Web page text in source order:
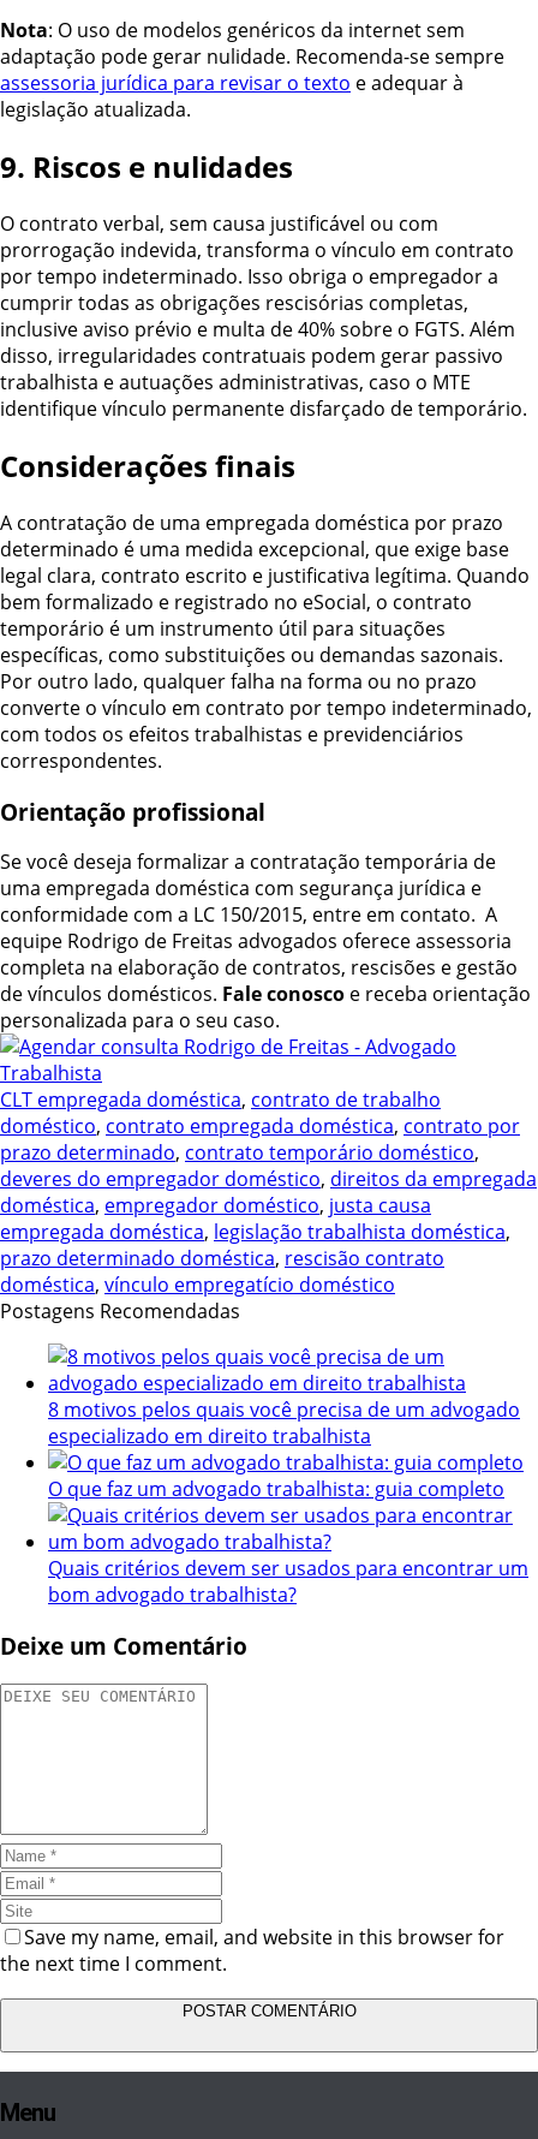
Nota: O uso de modelos genéricos da internet sem
adaptação pode gerar nulidade. Recomenda-se sempre
assessoria jurídica para revisar o texto e adequar à
legislação atualizada.
9. Riscos e nulidades
O contrato verbal, sem causa justificável ou com
prorrogação indevida, transforma o vínculo em contrato
por tempo indeterminado. Isso obriga o empregador a
cumprir todas as obrigações rescisórias completas,
inclusive aviso prévio e multa de 40% sobre o FGTS. Além
disso, irregularidades contratuais podem gerar passivo
trabalhista e autuações administrativas, caso o MTE
identifique vínculo permanente disfarçado de temporário.
Considerações finais
A contratação de uma empregada doméstica por prazo
determinado é uma medida excepcional, que exige base
legal clara, contrato escrito e justificativa legítima. Quando
bem formalizado e registrado no eSocial, o contrato
temporário é um instrumento útil para situações
específicas, como substituições ou demandas sazonais.
Por outro lado, qualquer falha na forma ou no prazo
converte o vínculo em contrato por tempo indeterminado,
com todos os efeitos trabalhistas e previdenciários
correspondentes.
Orientação profissional
Se você deseja formalizar a contratação temporária de
uma empregada doméstica com segurança jurídica e
conformidade com a LC 150/2015, entre em contato. A
equipe Rodrigo de Freitas advogados oferece assessoria
completa na elaboração de contratos, rescisões e gestão
de vínculos domésticos. Fale conosco e receba orientação
personalizada para o seu caso.
CLT empregada doméstica, contrato de trabalho
doméstico, contrato empregada doméstica, contrato por
prazo determinado, contrato temporário doméstico,
deveres do empregador doméstico, direitos da empregada
doméstica, empregador doméstico, justa causa
empregada doméstica, legislação trabalhista doméstica,
prazo determinado doméstica, rescisão contrato
doméstica, vínculo empregatício doméstico
Postagens Recomendadas
8 motivos pelos quais você precisa de um advogado
especializado em direito trabalhista
O que faz um advogado trabalhista: guia completo
Quais critérios devem ser usados ​​para encontrar um
bom advogado trabalhista?
Deixe um Comentário
Save my name, email, and website in this browser for
the next time I comment.
Menu